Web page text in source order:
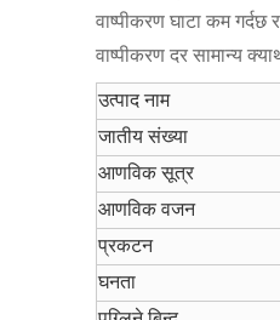
वाष्पीकरण घाटा कम
वाष्पीकरण दर सामान्य
उत्पाद नाम
जातीय संख्या
आणविक सूत्र
आणविक वजन
प्रकटन
घनता